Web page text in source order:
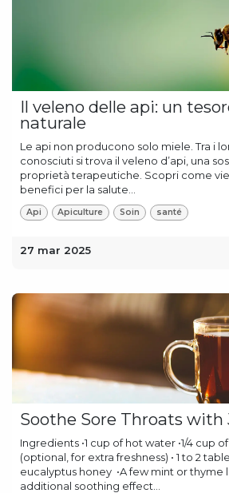
Il veleno delle api: un
naturale
Le api non producono solo miele. Tra i
conosciuti si trova il veleno d’api, una
proprietà terapeutiche. Scopri come
benefici per la salute...
Api Apiculture Soin santé
27 mar 2025
Soothe Sore Throats with
Ingredients •1 cup of hot water •1/4 cup
(optional, for extra freshness) • 1 to 2
eucalyptus honey •A few mint or thyme
additional soothing effect...